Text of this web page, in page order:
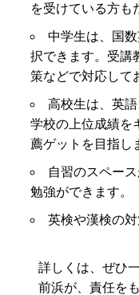
を受けている方も
中学生は、国
択できます。受講
策などで対応して
高校生は、英
学校の上位成績を
薦ゲットを目指し
自習のスペー
勉強ができます。
英検や漢検の対
詳しくは、ぜひ
前浜が、責任を